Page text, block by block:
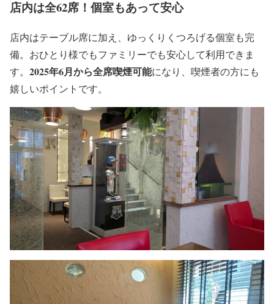
店内は全62席！個室もあって安心
店内はテーブル席に加え、ゆっくりくつろげる個室も完
備。おひとり様でもファミリーでも安心して利用できま
す。 2025年6月から全席喫煙可能になり、喫煙者の方にも
嬉しいポイントです。